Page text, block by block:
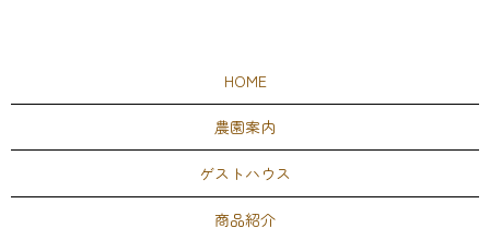
HOME
農園案内
ゲストハウス
商品紹介